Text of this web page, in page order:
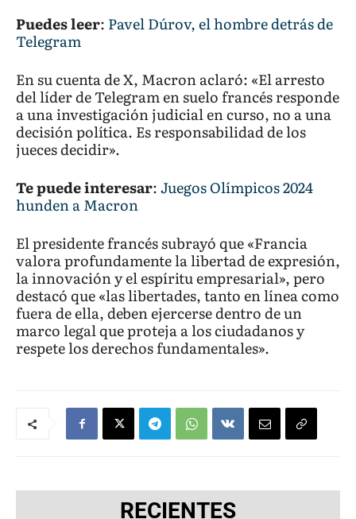
Puedes leer: Pavel Dúrov, el hombre detrás de
Telegram
En su cuenta de X, Macron aclaró: «El arresto
del líder de Telegram en suelo francés responde
a una investigación judicial en curso, no a una
decisión política. Es responsabilidad de los
jueces decidir».
Te puede interesar:Juegos Olímpicos 2024
hunden a Macron
El presidente francés subrayó que «Francia
valora profundamente la libertad de expresión,
la innovación y el espíritu empresarial», pero
destacó que «las libertades, tanto en línea como
fuera de ella, deben ejercerse dentro de un
marco legal que proteja a los ciudadanos y
respete los derechos fundamentales».
RECIENTES